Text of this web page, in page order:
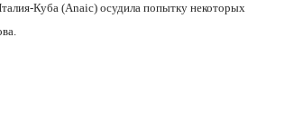
Куба (Anaic) осудила попытку некоторых